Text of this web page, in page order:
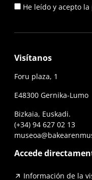
He leído y acepto la
Visítanos
Foru plaza, 1
E48300 Gernika-Lumo
Bizkaia, Euskadi.
(+34) 94 627 02 13
Accede
Información de la